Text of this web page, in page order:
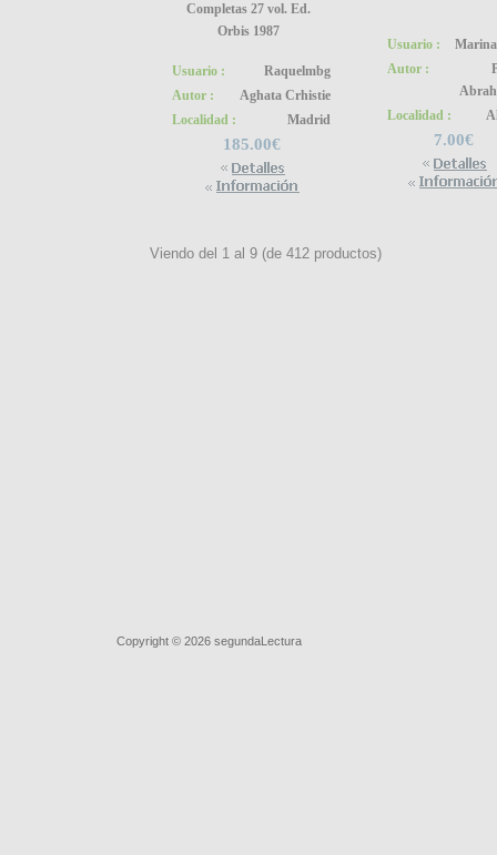
Completas 27 vol. Ed.
Orbis 1987
Usuario :
Raquelmbg
Autor :
Aghata Crhistie
Localidad :
Madrid
185.00€
Usuario :
Autor :
Localidad :
7.00€
Viendo del 1 al 9 (de 412 productos)
Copyright © 2026 segundaLectura